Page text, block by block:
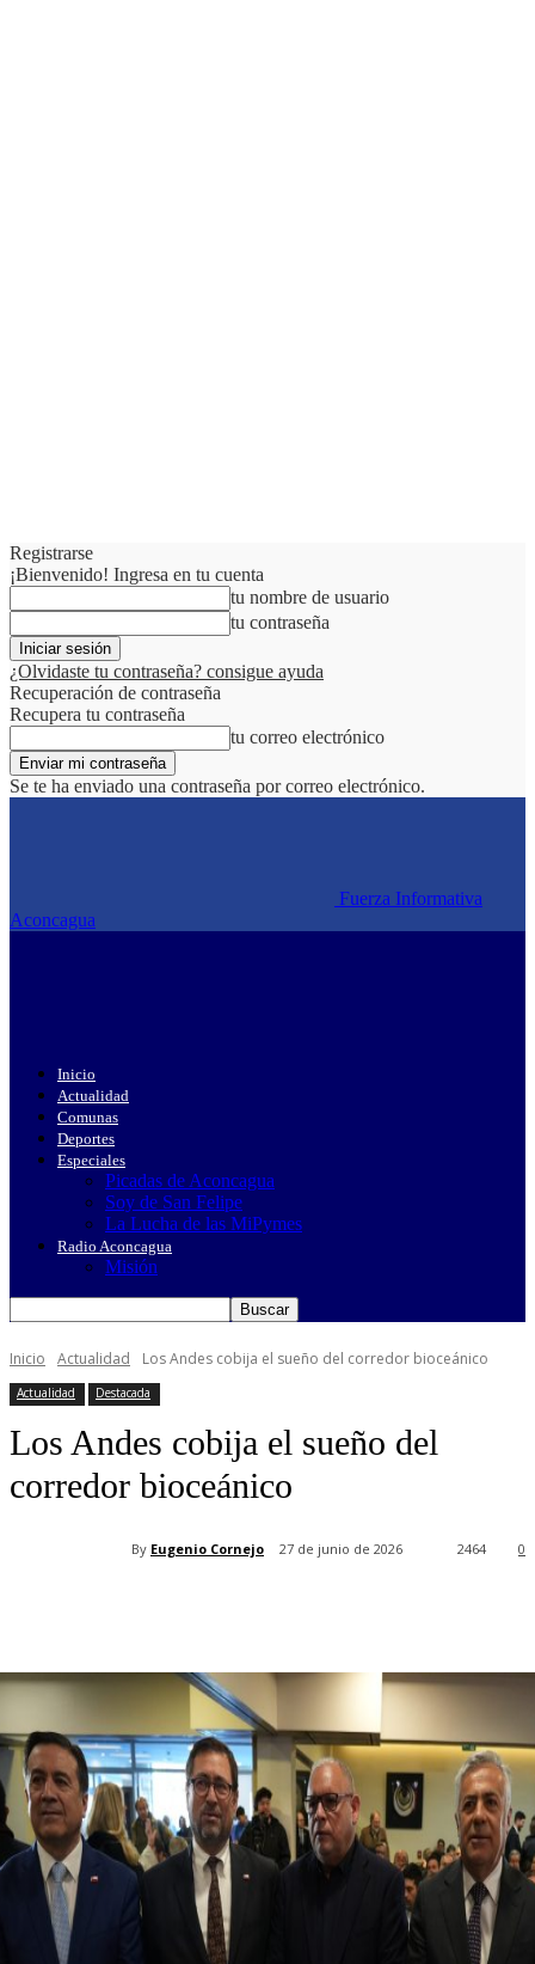
Registrarse
¡Bienvenido! Ingresa en tu cuenta
tu nombre de usuario
tu contraseña
¿Olvidaste tu contraseña? consigue ayuda
Recuperación de contraseña
Recupera tu contraseña
tu correo electrónico
Se te ha enviado una contraseña por correo electrónico.
Fuerza Informativa
Aconcagua
Inicio
Actualidad
Comunas
Deportes
Especiales
Picadas de Aconcagua
Soy de San Felipe
La Lucha de las MiPymes
Radio Aconcagua
Misión
Inicio Actualidad Los Andes cobija el sueño del corredor bioceánico
Actualidad Destacada
Los Andes cobija el sueño del
corredor bioceánico
By Eugenio Cornejo 27 de junio de 2026 0
2464